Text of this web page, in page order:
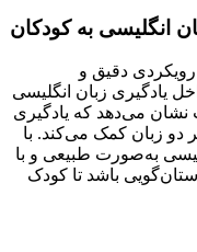
انگلیسی به کودکان
رویکردی دقیق و
یادگیری زبان انگلیسی
نشان می‌دهد که یادگیری
دو زبان کمک می‌کند. با
به‌صورت طبیعی و با
باشد تا کودک